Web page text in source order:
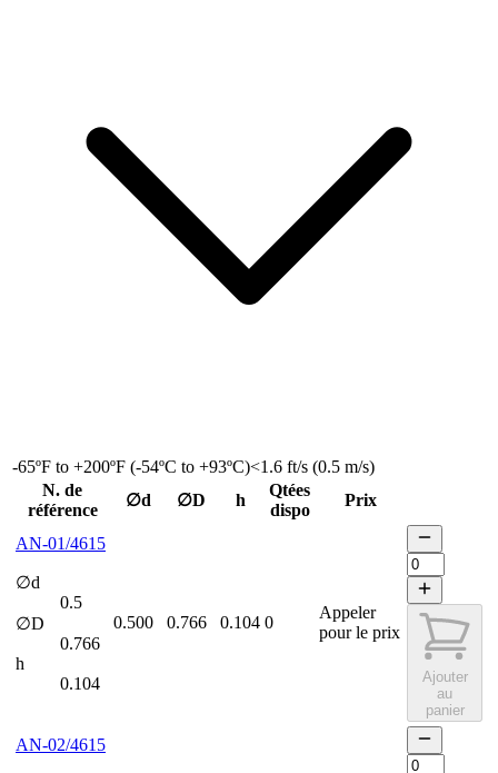
-65ºF to +200ºF (-54ºC to +93ºC)<1.6 ft/s (0.5 m/s)
N. de
référence
∅d ∅D h
Qtées
dispo
Prix
AN-01/4615
∅d
0.5
∅D
0.766
h
0.104
0.500 0.766 0.104 0
Appeler
pour le prix
Ajouter
au
panier
AN-02/4615